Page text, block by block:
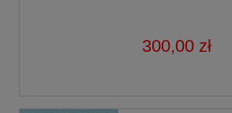
300,00 zł